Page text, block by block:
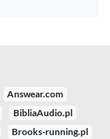
Answear.com
BibliaAudio.pl
Brooks-running.pl